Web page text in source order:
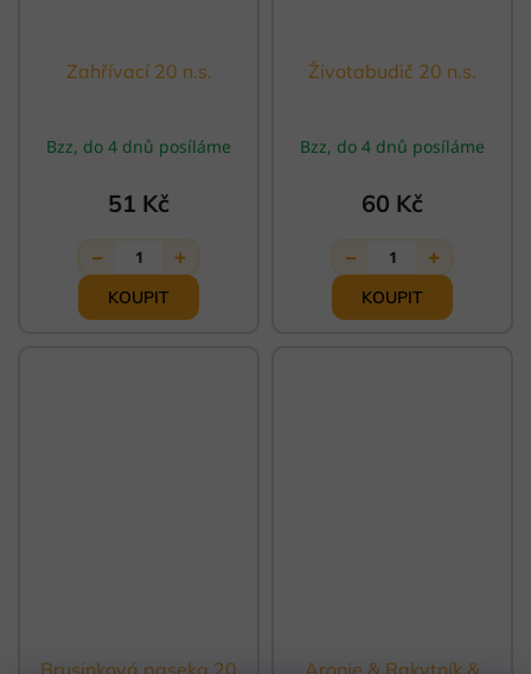
Zahřívací 20 n.s.
Bzz, do 4 dnů posíláme
51 Kč
− 1 +
Životabudič 20 n.s.
Bzz, do 4 dnů posíláme
60 Kč
− 1 +